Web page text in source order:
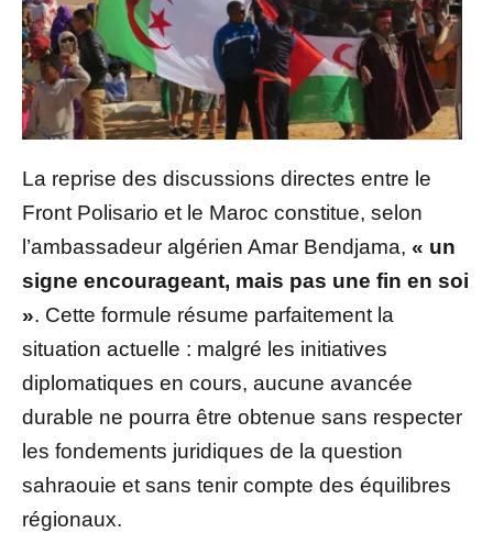
La reprise des discussions directes entre le
Front Polisario et le Maroc constitue, selon
l’ambassadeur algérien Amar Bendjama, « un
signe encourageant, mais pas une fin en soi
». Cette formule résume parfaitement la
situation actuelle : malgré les initiatives
diplomatiques en cours, aucune avancée
durable ne pourra être obtenue sans respecter
les fondements juridiques de la question
sahraouie et sans tenir compte des équilibres
régionaux.